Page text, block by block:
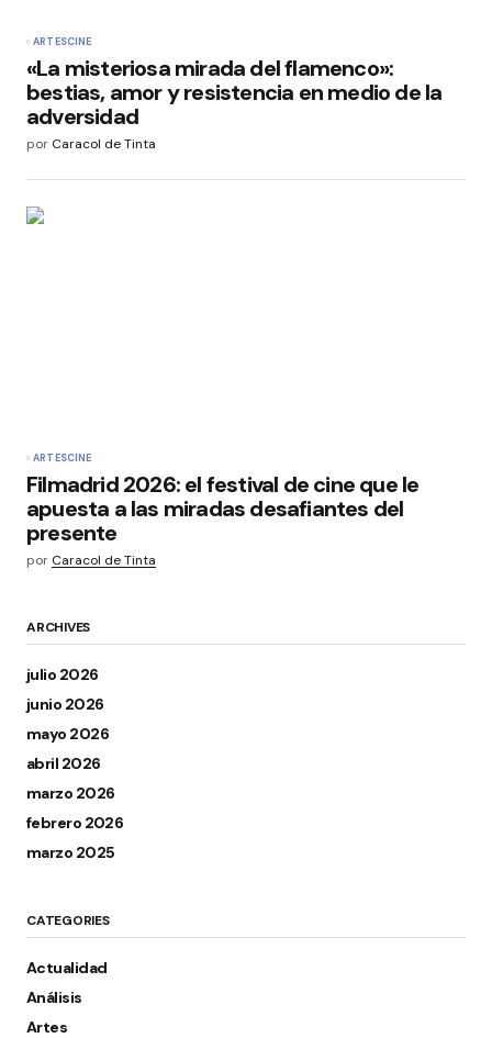
ARTESCINE
«La misteriosa mirada del flamenco»:
bestias, amor y resistencia en medio de la
adversidad
por Caracol de Tinta
ARTESCINE
Filmadrid 2026: el festival de cine que le
apuesta a las miradas desafiantes del
presente
por Caracol de Tinta
ARCHIVES
julio 2026
junio 2026
mayo 2026
abril 2026
marzo 2026
febrero 2026
marzo 2025
CATEGORIES
Actualidad
Análisis
Artes